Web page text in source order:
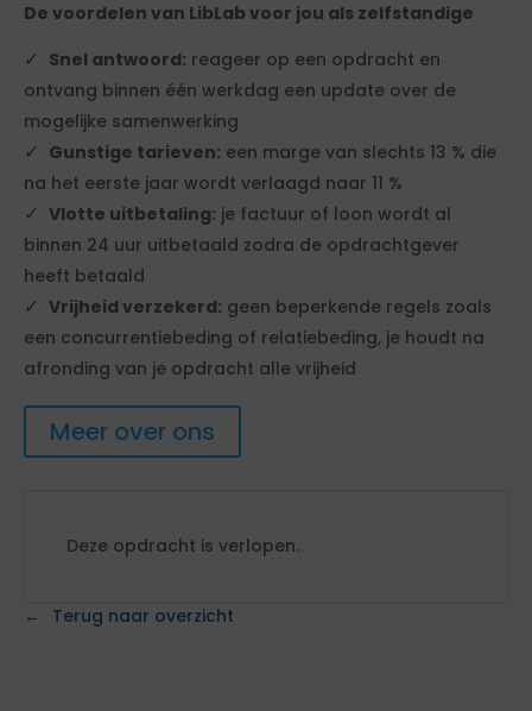
De voordelen van LibLab voor jou als zelfstandige
Snel antwoord: reageer op een opdracht en
ontvang binnen één werkdag een update over de
mogelijke samenwerking
Gunstige tarieven: een marge van slechts 13 % die
na het eerste jaar wordt verlaagd naar 11 %
Vlotte uitbetaling: je factuur of loon wordt al
binnen 24 uur uitbetaald zodra de opdrachtgever
heeft betaald
Vrijheid verzekerd: geen beperkende regels zoals
een concurrentiebeding of relatiebeding, je houdt na
afronding van je opdracht alle vrijheid
Meer over ons
Deze opdracht is verlopen.
Terug naar overzicht